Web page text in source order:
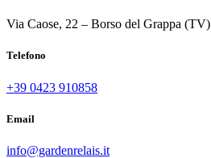
Via Caose, 22 – Borso del Grappa (TV)
Telefono
+39 0423 910858
Email
info@gardenrelais.it